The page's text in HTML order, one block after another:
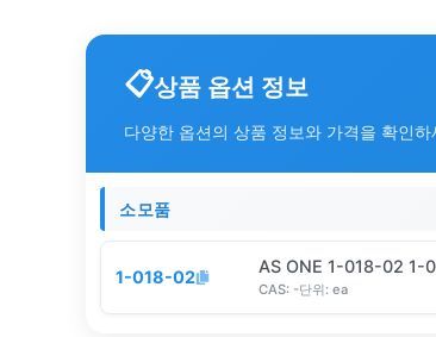
상품 옵션 정보
다양한 옵션의 상품 정보와 가격을 확인하
소모품
1-018-02
AS ONE 1-018-02 1-
CAS: -단위: ea